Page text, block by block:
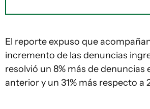
El reporte expuso que
incremento de las denuncias
resolvió un 8% más de denuncias
anterior y un 31% más respecto a